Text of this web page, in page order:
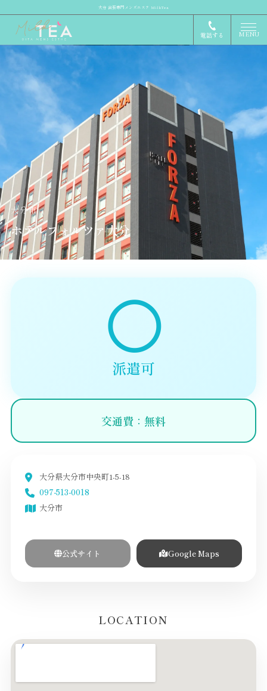
大分 出張専門メンズエステ MilkTea
電話する MENU
大分市
ホテルフォルツァ大分
◯
派遣可
交通費：無料
大分県大分市中央町1-5-18
097-513-0018
大分市
公式サイト Google Maps
LOCATION